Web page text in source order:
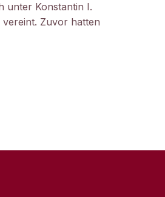
unter Konstantin I.
Zuvor hatten